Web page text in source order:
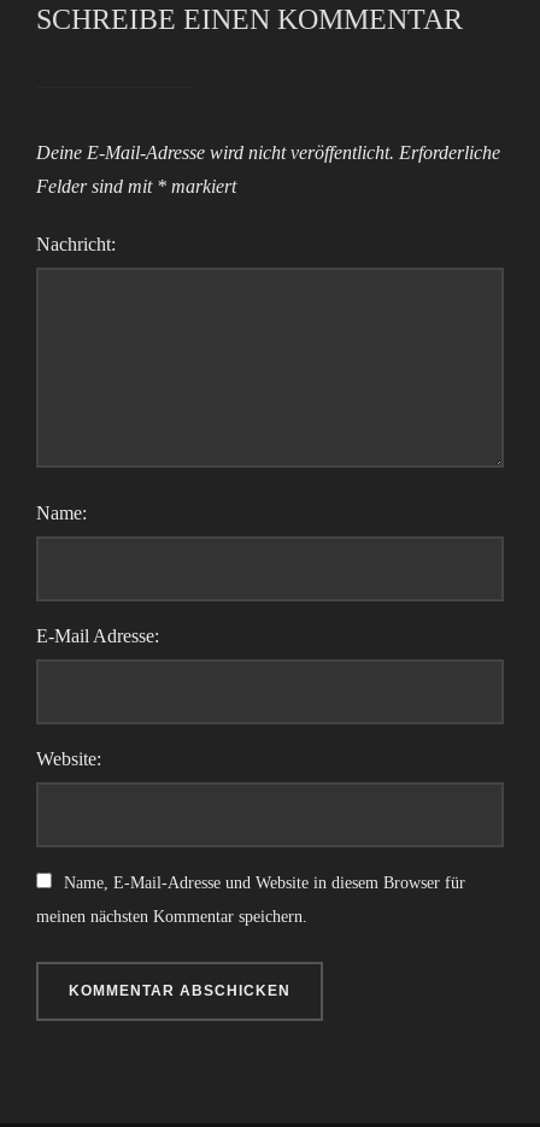
SCHREIBE EINEN KOMMENTAR
Deine E-Mail-Adresse wird nicht veröffentlicht. Erforderliche
Felder sind mit * markiert
Nachricht:
Name:
E-Mail Adresse:
Website:
Name, E-Mail-Adresse und Website in diesem Browser für
meinen nächsten Kommentar speichern.